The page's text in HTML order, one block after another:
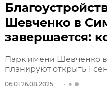
Шевченко в
завершается:
Парк имени Шевченко
планируют открыть 1
06:01 26.08.2025